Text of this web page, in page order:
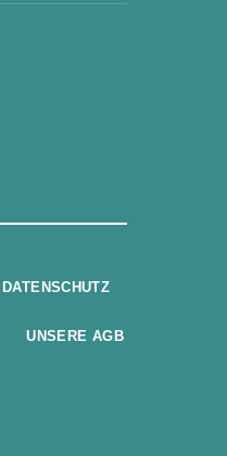
DATENSCHUTZ
UNSERE AGB